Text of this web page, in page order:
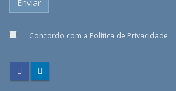
Concordo com a Política de Privacidade